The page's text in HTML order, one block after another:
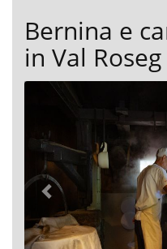
Bernina e
in Val Roseg